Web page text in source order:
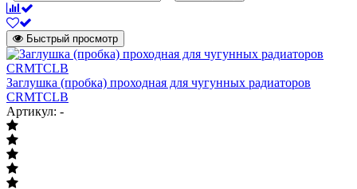
Быстрый просмотр
Заглушка (пробка) проходная для чугунных радиаторов
CRMTCLB
Артикул: -